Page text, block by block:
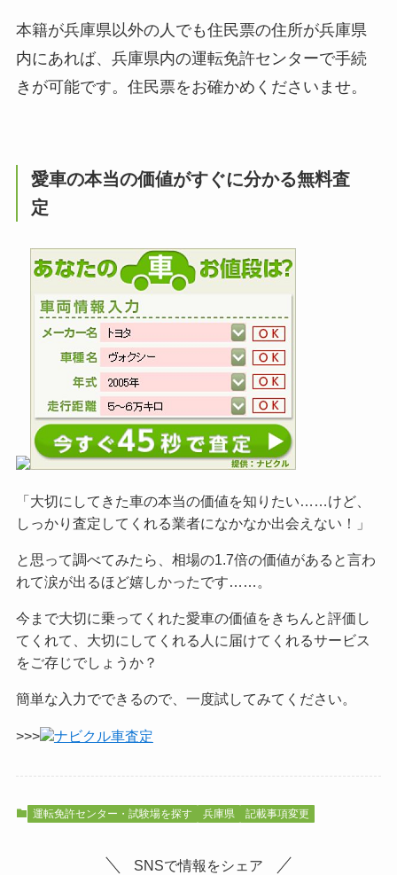
本籍が兵庫県以外の人でも住民票の住所が兵庫県
内にあれば、兵庫県内の運転免許センターで手続
きが可能です。住民票をお確かめくださいませ。
愛車の本当の価値がすぐに分かる無料査
定
「大切にしてきた車の本当の価値を知りたい……けど、
しっかり査定してくれる業者になかなか出会えない！」
と思って調べてみたら、相場の1.7倍の価値があると言わ
れて涙が出るほど嬉しかったです……。
今まで大切に乗ってくれた愛車の価値をきちんと評価し
てくれて、大切にしてくれる人に届けてくれるサービス
をご存じでしょうか？
簡単な入力でできるので、一度試してみてください。
>>> ナビクル車査定
運転免許センター・試験場を探す 兵庫県 記載事項変更
SNSで情報をシェア